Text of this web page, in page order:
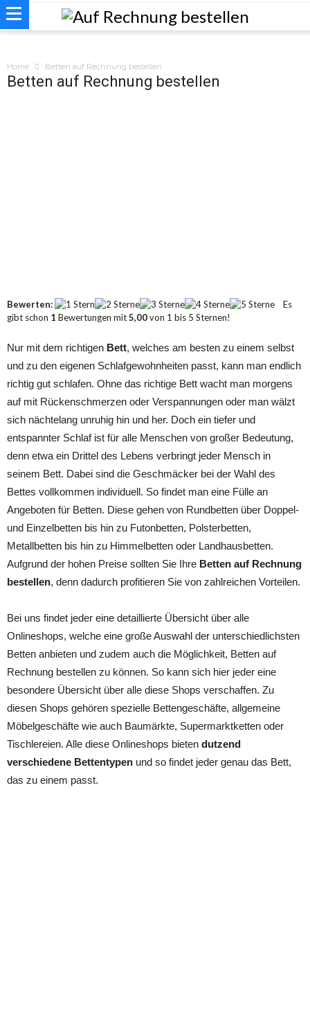
Home Betten auf Rechnung bestellen
Betten auf Rechnung bestellen
Bewerten:
Es
gibt schon 1 Bewertungen mit5,00von 1 bis 5 Sternen!
Nur mit dem richtigen Bett, welches am besten zu einem selbst
und zu den eigenen Schlafgewohnheiten passt, kann man endlich
richtig gut schlafen. Ohne das richtige Bett wacht man morgens
auf mit Rückenschmerzen oder Verspannungen oder man wälzt
sich nächtelang unruhig hin und her. Doch ein tiefer und
entspannter Schlaf ist für alle Menschen von großer Bedeutung,
denn etwa ein Drittel des Lebens verbringt jeder Mensch in
seinem Bett. Dabei sind die Geschmäcker bei der Wahl des
Bettes vollkommen individuell. So findet man eine Fülle an
Angeboten für Betten. Diese gehen von Rundbetten über Doppel-
und Einzelbetten bis hin zu Futonbetten, Polsterbetten,
Metallbetten bis hin zu Himmelbetten oder Landhausbetten.
Aufgrund der hohen Preise sollten Sie Ihre Betten auf Rechnung
bestellen, denn dadurch profitieren Sie von zahlreichen Vorteilen.
Bei uns findet jeder eine detaillierte Übersicht über alle
Onlineshops, welche eine große Auswahl der unterschiedlichsten
Betten anbieten und zudem auch die Möglichkeit, Betten auf
Rechnung bestellen zu können. So kann sich hier jeder eine
besondere Übersicht über alle diese Shops verschaffen. Zu
diesen Shops gehören spezielle Bettengeschäfte, allgemeine
Möbelgeschäfte wie auch Baumärkte, Supermarktketten oder
Tischlereien. Alle diese Onlineshops bieten dutzend
verschiedene Bettentypen und so findet jeder genau das Bett,
das zu einem passt.